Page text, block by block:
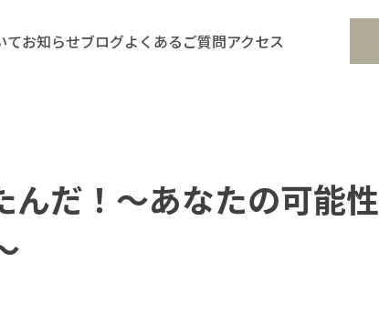
てお知らせブログよくあるご質問アクセス
んだ！〜あなたの可能性